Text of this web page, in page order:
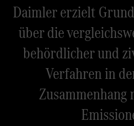
Daimler erzielt
über die
behördlicher und
Verfahren in
Zusammenhang